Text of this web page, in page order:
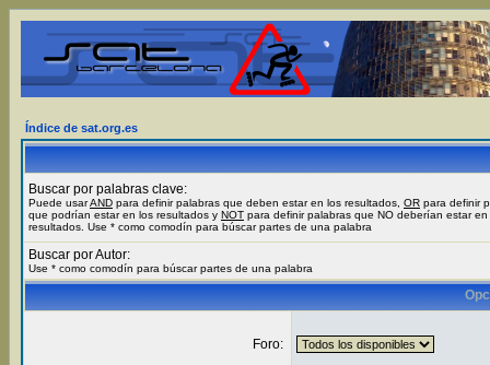
Índice de sat.org.es
Buscar por palabras clave:
Puede usarAND para definir palabras que deben estar en los resultados, OR para definir
que podrían estar en los resultados y NOT para definir palabras que NO deberían estar en
resultados. Use * como comodín para búscar partes de una palabra
Buscar por Autor:
Use * como comodín para búscar partes de una palabra
Foro: